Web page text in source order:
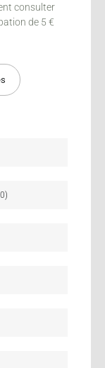
consulter
de 5 €